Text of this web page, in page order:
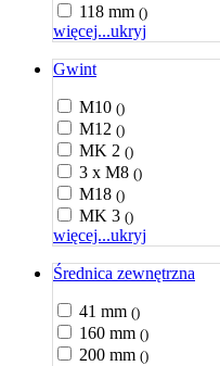
118 mm ()
więcej...ukryj
Gwint
M10 ()
M12 ()
MK 2 ()
3 x M8 ()
M18 ()
MK 3 ()
więcej...ukryj
Średnica zewnętrzna
41 mm ()
160 mm ()
200 mm ()